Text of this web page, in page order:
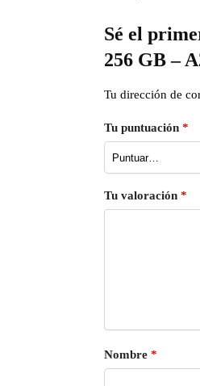
Sé el
256 GB –
Tu dirección de
Tu puntuación *
Tu valoración *
Nombre *